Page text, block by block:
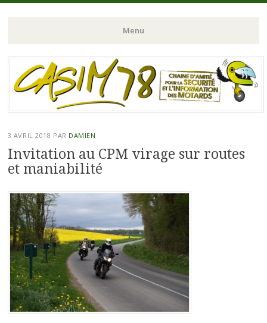
Menu
Aller
au
contenu
3 AVRIL 2018 PAR DAMIEN
Invitation au CPM virage sur routes
et maniabilité